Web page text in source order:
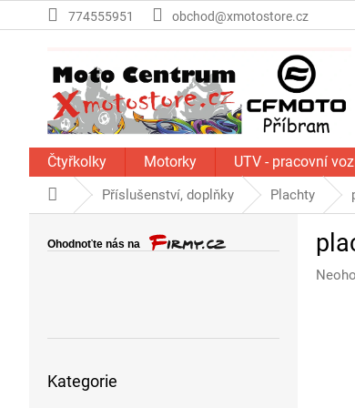
na
774555951 obchod@xmotostore.cz
Čtyřkolky Motorky UTV - pracovní
Domů Příslušenství, doplňky Plachty
kategorie
Kategorie